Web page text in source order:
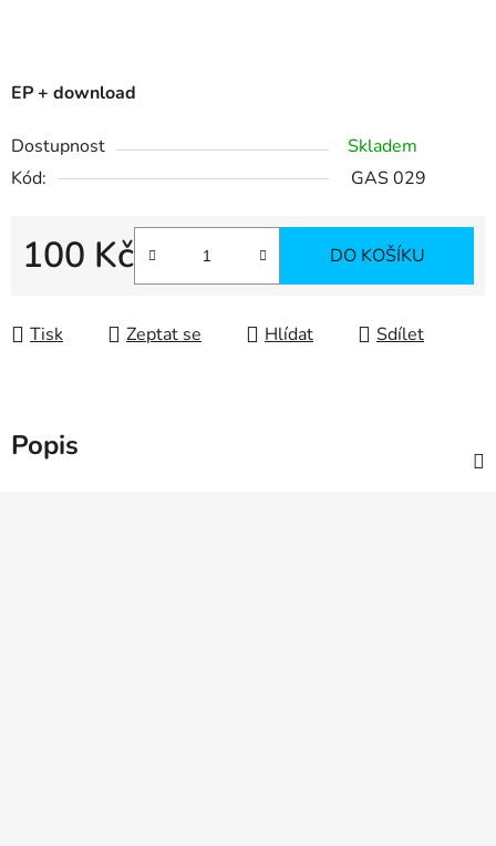
EP + download
Dostupnost
Skladem
Kód:
GAS 029
100 Kč DO KOŠÍKU
Tisk Zeptat se Hlídat Sdílet
Popis